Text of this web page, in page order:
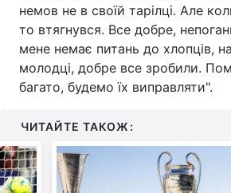
немов не в своїй тарілці. Але
то втягнувся. Все добре,
мене немає питань до хлопців,
молодці, добре все зробили.
багато, будемо їх виправляти".
ЧИТАЙТЕ ТАКОЖ: